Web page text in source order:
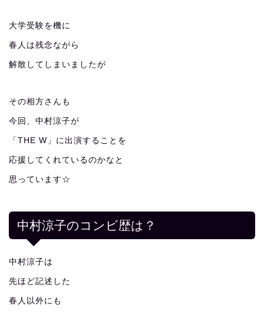
大学受験を機に
春人は残念ながら
解散してしまいましたが
その相方さんも
今回、中村涼子が
「THE W」に出演することを
応援してくれているのかなと
思っています☆
中村涼子のコンビ歴は？
中村涼子は
先ほど記述した
春人以外にも